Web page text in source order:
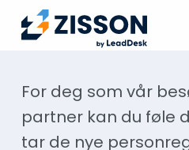
For deg som vår
partner kan du føle
tar de nye